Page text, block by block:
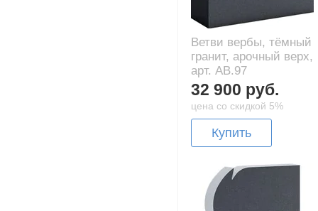
Ветви вербы, тёмный
гранит, арочный верх,
арт. AB.97
32 900 руб.
цена со скидкой 5%
Купить